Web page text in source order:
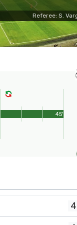
Referee: S.
45'